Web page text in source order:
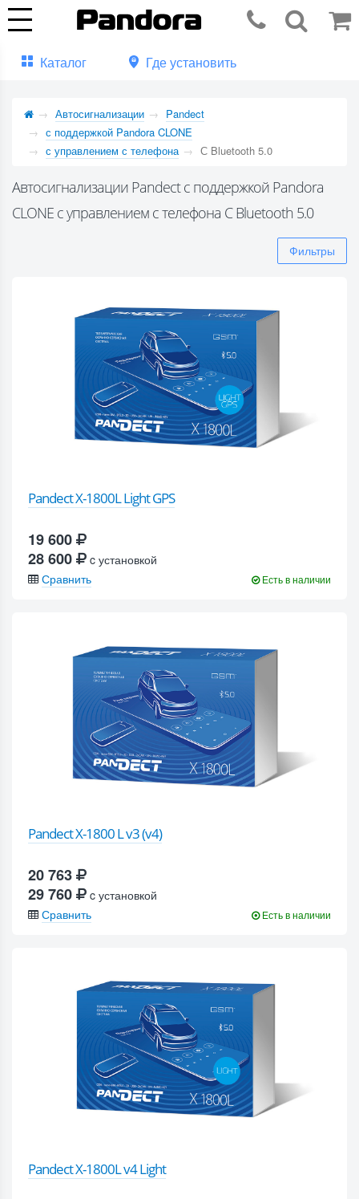
Каталог Где установить
Автосигнализации
Pandect
с поддержкой Pandora CLONE
с управлением с телефона
С Bluetooth 5.0
Автосигнализации Pandect с поддержкой Pandora
CLONE с управлением с телефона С Bluetooth 5.0
Фильтры
Pandect X-1800L Light GPS
19 600
28 600
c установкой
Сравнить
Есть в наличии
Pandect X-1800 L v3 (v4)
20 763
29 760
c установкой
Сравнить
Есть в наличии
Pandect X-1800L v4 Light